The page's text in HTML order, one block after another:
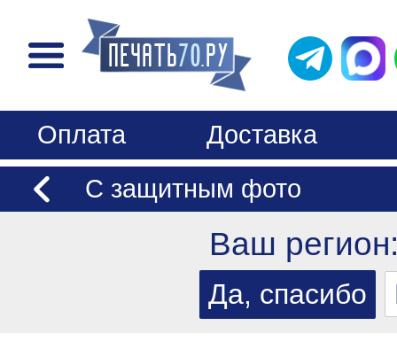
Оплата
Доставка
С защитным фото
Ваш